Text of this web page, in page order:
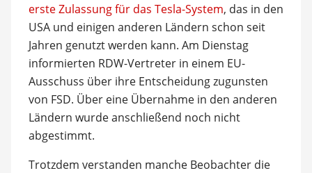
erste Zulassung für das Tesla-System, das in den
USA und einigen anderen Ländern schon seit
Jahren genutzt werden kann. Am Dienstag
informierten RDW-Vertreter in einem EU-
Ausschuss über ihre Entscheidung zugunsten
von FSD. Über eine Übernahme in den anderen
Ländern wurde anschließend noch nicht
abgestimmt.
Trotzdem verstanden manche Beobachter die